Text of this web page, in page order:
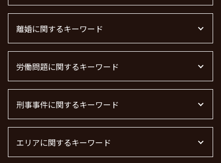
企業法務
顧問弁護士とは
企業法務 弁護士
顧問弁護士 費用
顧問弁護士 メリット
m&a 弁護士
退職勧奨 言ってはいけない
m&a 弁護士 費用
売掛金 未回収
債権回収 無視
債権回収 個人
債権回収
弁護士 債権回収 流れ
借金 時効 個人
債権回収 弁護士 完全成功報酬
債権回収 弁護士 費用
債権回収 時効
不動産賃貸 弁護士
不動産屋 トラブル 相談
不動産 トラブル相談
不動産 トラブル 相談 東京都
賃貸 苦情 どこに
不動産 賃貸 トラブル相談
不動産トラブル 相談
不動産トラブル
離婚に関するキーワード
離婚 しない 場合 慰謝料相場
養育費 決め方
離婚 慰謝料請求
離婚 慰謝料 財産分与
慰謝料 離婚
面会交流権
離婚 慰謝料 相場
労働問題に関するキーワード
労働問題 最近
労働問題 相談
労働問題 種類
労働問題 解決策
労働問題に強い弁護士 東京
刑事事件に関するキーワード
脅迫罪 構成要件
詐欺罪 種類
エリアに関するキーワード